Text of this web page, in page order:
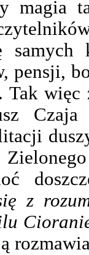
magia
pensji,
Tak
z